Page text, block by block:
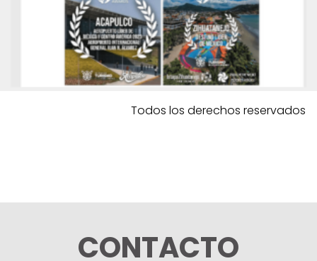
Todos los derechos reservados
CONTACTO